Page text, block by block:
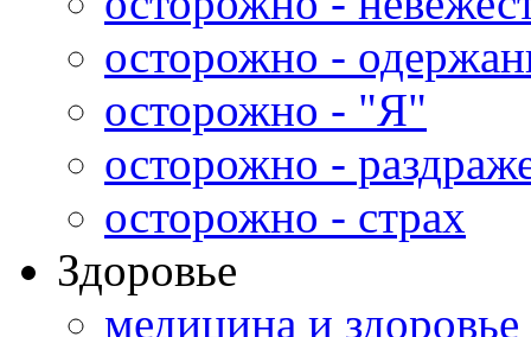
осторожно -
осторожно - "Я"
осторожно -
осторожно - страх
Здоровье
медицина и здоровье